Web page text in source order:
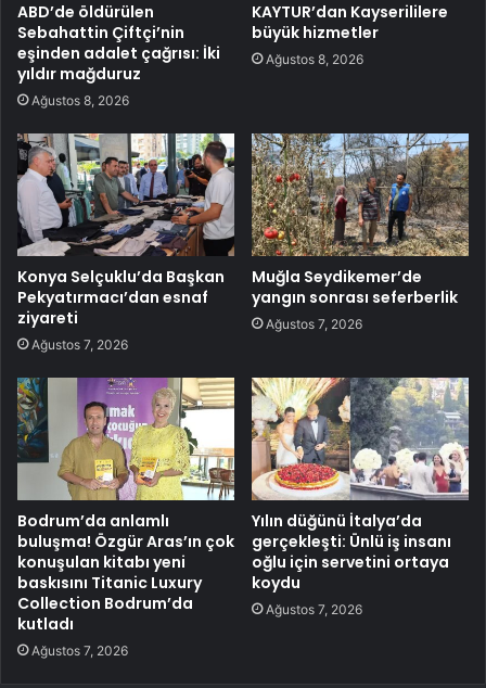
ABD’de öldürülen
Sebahattin Çiftçi’nin
eşinden adalet çağrısı: İki
yıldır mağduruz
Ağustos 8, 2026
KAYTUR’dan Kayserililere
büyük hizmetler
Ağustos 8, 2026
Konya Selçuklu’da Başkan
Pekyatırmacı’dan esnaf
ziyareti
Ağustos 7, 2026
Muğla Seydikemer’de
yangın sonrası seferberlik
Ağustos 7, 2026
Bodrum’da anlamlı
buluşma! Özgür Aras’ın çok
konuşulan kitabı yeni
baskısını Titanic Luxury
Collection Bodrum’da
kutladı
Ağustos 7, 2026
Yılın düğünü İtalya’da
gerçekleşti: Ünlü iş insanı
oğlu için servetini ortaya
koydu
Ağustos 7, 2026